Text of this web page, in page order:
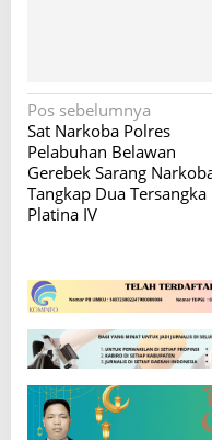
N
a
v
i
s
i
p
o
s
Pos sebelumnya
Sat Narkoba Polres
Pelabuhan Belawan
Gerebek Sarang
Tangkap Dua Tersangka
Platina IV